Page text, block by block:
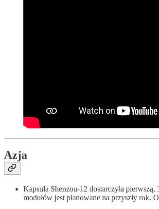
Azja
Kapsuła Shenzou-12 dostarczyła
modułów jest planowane na przyszły rok.